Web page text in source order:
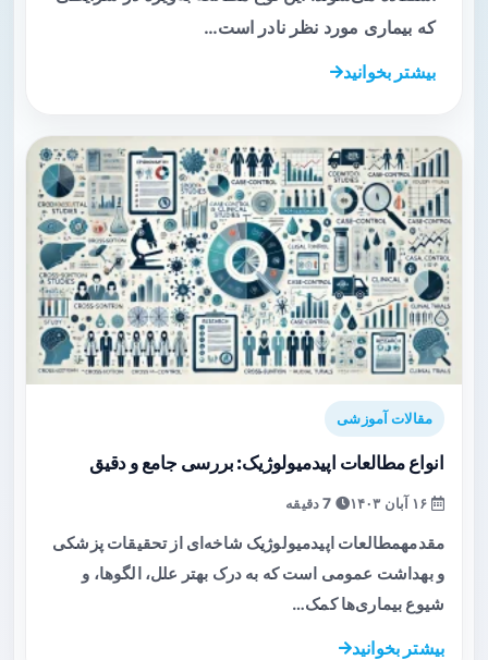
که بیماری مورد نظر نادر است…
بیشتر بخوانید
مقالات آموزشی
انواع مطالعات اپیدمیولوژیک: بررسی جامع و دقیق
مقدمهمطالعات اپیدمیولوژیک شاخه‌ای از تحقیقات پزشکی
و بهداشت عمومی است که به درک بهتر علل، الگوها، و
شیوع بیماری‌ها کمک…
بیشتر بخوانید